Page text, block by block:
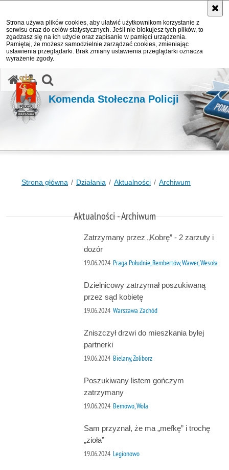
Strona używa plików cookies, aby ułatwić użytkownikom korzystanie z
serwisu oraz do celów statystycznych. Jeśli nie blokujesz tych plików, to
zgadzasz się na ich użycie oraz zapisanie w pamięci urządzenia.
Pamiętaj, że możesz samodzielnie zarządzać cookies, zmieniając
ustawienia przeglądarki. Brak zmiany ustawienia przeglądarki oznacza
wyrażenie zgody.
Komenda Stołeczna Policji
Strona główna Działania Aktualności Archiwum
Aktualności - Archiwum
Zatrzymany przez „Kobrę” - 2 zarzuty i
dozór
19.06.2024 Praga Południe, Rembertów, Wawer, Wesoła
Dzielnicowy zatrzymał poszukiwaną
przez sąd kobietę
19.06.2024 Warszawa Zachód
Zniszczył drzwi do mieszkania byłej
partnerki
19.06.2024 Bielany, Żoliborz
Poszukiwany listem gończym
zatrzymany
19.06.2024 Bemowo, Wola
Sam przyznał, że ma „mefkę” i trochę
„zioła”
19.06.2024 Legionowo